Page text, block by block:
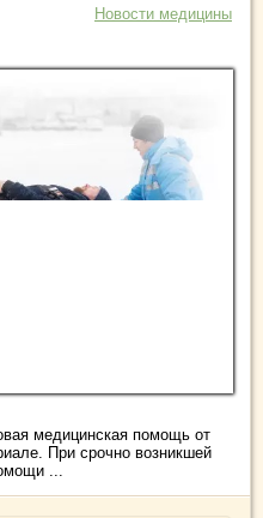
Новости медицины
медицинская помощь от
При срочно возникшей
...